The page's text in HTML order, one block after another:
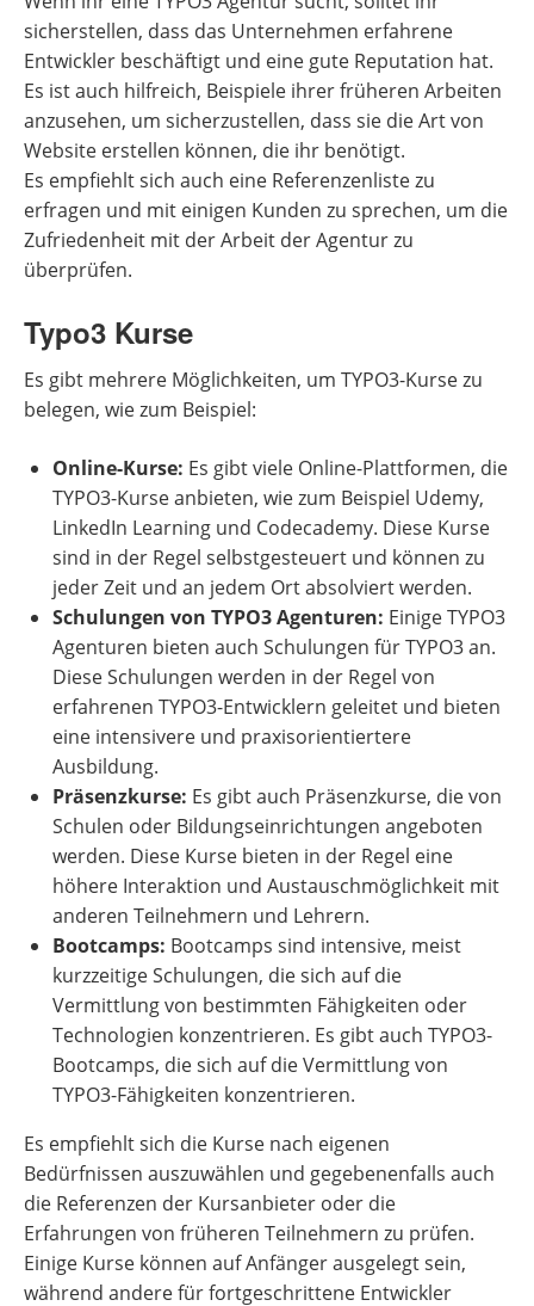
sicherstellen, dass das Unternehmen erfahrene
Entwickler beschäftigt und eine gute Reputation hat.
Es ist auch hilfreich, Beispiele ihrer früheren Arbeiten
anzusehen, um sicherzustellen, dass sie die Art von
Website erstellen können, die ihr benötigt.
Es empfiehlt sich auch eine Referenzenliste zu
erfragen und mit einigen Kunden zu sprechen, um die
Zufriedenheit mit der Arbeit der Agentur zu
überprüfen.
Typo3 Kurse
Es gibt mehrere Möglichkeiten, um TYPO3-Kurse zu
belegen, wie zum Beispiel:
Online-Kurse: Es gibt viele Online-Plattformen, die
TYPO3-Kurse anbieten, wie zum Beispiel Udemy,
LinkedIn Learning und Codecademy. Diese Kurse
sind in der Regel selbstgesteuert und können zu
jeder Zeit und an jedem Ort absolviert werden.
Schulungen von TYPO3 Agenturen: Einige TYPO3
Agenturen bieten auch Schulungen für TYPO3 an.
Diese Schulungen werden in der Regel von
erfahrenen TYPO3-Entwicklern geleitet und bieten
eine intensivere und praxisorientiertere
Ausbildung.
Präsenzkurse: Es gibt auch Präsenzkurse, die von
Schulen oder Bildungseinrichtungen angeboten
werden. Diese Kurse bieten in der Regel eine
höhere Interaktion und Austauschmöglichkeit mit
anderen Teilnehmern und Lehrern.
Bootcamps: Bootcamps sind intensive, meist
kurzzeitige Schulungen, die sich auf die
Vermittlung von bestimmten Fähigkeiten oder
Technologien konzentrieren. Es gibt auch TYPO3-
Bootcamps, die sich auf die Vermittlung von
TYPO3-Fähigkeiten konzentrieren.
Es empfiehlt sich die Kurse nach eigenen
Bedürfnissen auszuwählen und gegebenenfalls auch
die Referenzen der Kursanbieter oder die
Erfahrungen von früheren Teilnehmern zu prüfen.
Einige Kurse können auf Anfänger ausgelegt sein,
während andere für fortgeschrittene Entwickler